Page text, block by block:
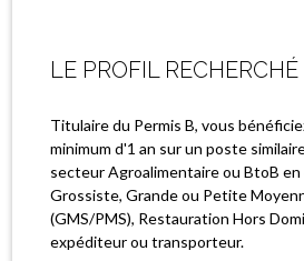
LE PROFIL RECHERCHÉ
Titulaire du Permis B, vous
minimum d'1 an sur un poste
secteur Agroalimentaire ou BtoB
Grossiste, Grande ou Petite
(GMS/PMS), Restauration Hors
expéditeur ou transporteur.